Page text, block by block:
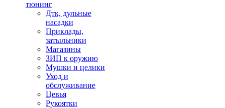
тюнинг
Дтк, дульные
насадки
Приклады,
затыльники
Магазины
ЗИП к оружию
Мушки и целики
Уход и
обслуживание
Цевья
Рукоятки